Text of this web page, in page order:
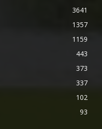
3641
1357
1159
443
373
337
102
93